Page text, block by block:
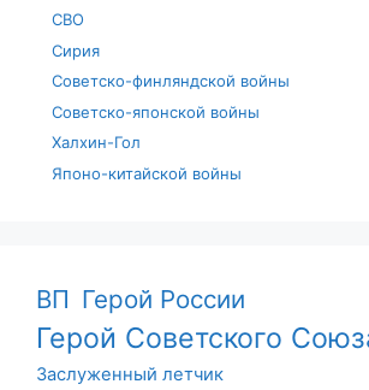
СВО
Сирия
Советско-финляндской войны
Советско-японской войны
Халхин-Гол
Японо-китайской войны
ВП Герой России
Герой Советского
Заслуженный летчик